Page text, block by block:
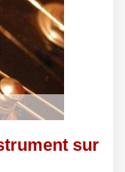
sur